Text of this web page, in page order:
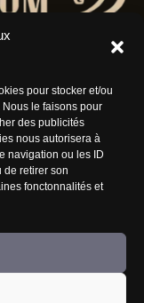
pour stocker et/ou
le faisons pour
des publicités
nous autorisera à
navigation ou les ID
de retirer son
fonctonnalités et